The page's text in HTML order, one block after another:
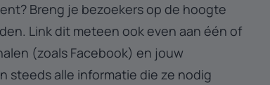
Breng je bezoekers op de hoogte
Link dit meteen ook even aan één of
(zoals Facebook) en jouw
steeds alle informatie die ze nodig